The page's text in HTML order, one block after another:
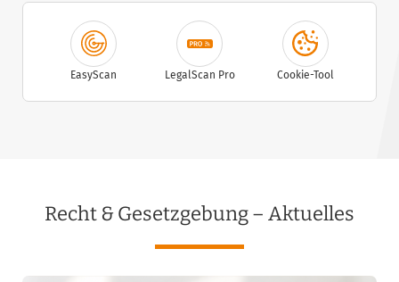
EasyScan LegalScan Pro Cookie-Tool
Recht & Gesetzgebung – Aktuelles